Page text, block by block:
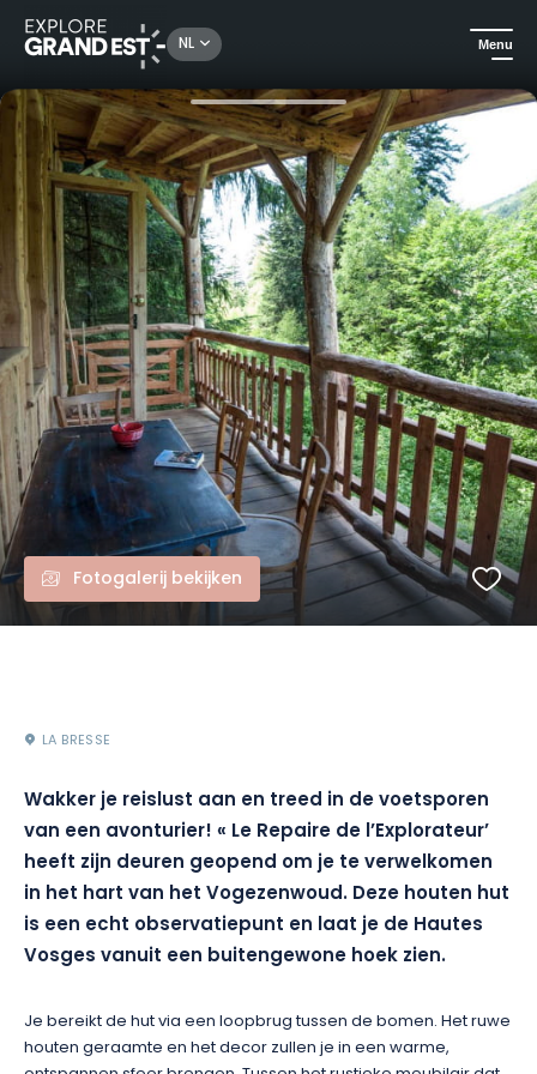
NL Menu
Kijk je ogen uit in de Grand Est Het hol van de verkenner - boomhuis
Fotogalerij bekijken
LA BRESSE
Wakker je reislust aan en treed in de voetsporen
van een avonturier! « Le Repaire de l’Explorateur’
heeft zijn deuren geopend om je te verwelkomen
in het hart van het Vogezenwoud. Deze houten hut
is een echt observatiepunt en laat je de Hautes
Vosges vanuit een buitengewone hoek zien.
Je bereikt de hut via een loopbrug tussen de bomen. Het ruwe
houten geraamte en het decor zullen je in een warme,